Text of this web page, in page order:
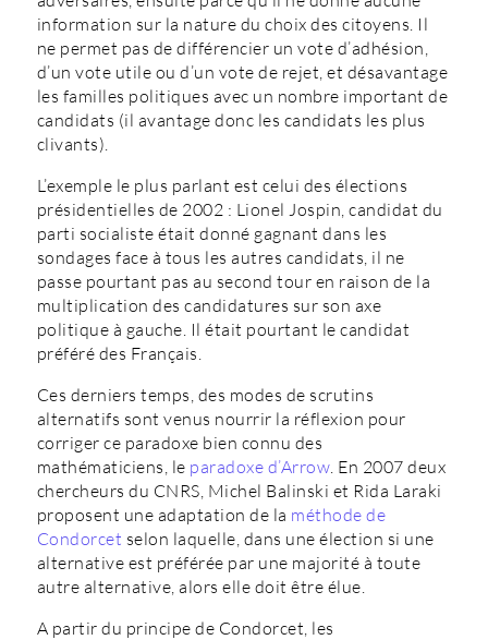
information sur la nature du choix des citoyens. Il
ne permet pas de différencier un vote d’adhésion,
d’un vote utile ou d’un vote de rejet, et désavantage
les familles politiques avec un nombre important de
candidats (il avantage donc les candidats les plus
clivants).
L’exemple le plus parlant est celui des élections
présidentielles de 2002 : Lionel Jospin, candidat du
parti socialiste était donné gagnant dans les
sondages face à tous les autres candidats, il ne
passe pourtant pas au second tour en raison de la
multiplication des candidatures sur son axe
politique à gauche. Il était pourtant le candidat
préféré des Français.
Ces derniers temps, des modes de scrutins
alternatifs sont venus nourrir la réflexion pour
corriger ce paradoxe bien connu des
mathématiciens, le paradoxe d’Arrow. En 2007 deux
chercheurs du CNRS, Michel Balinski et Rida Laraki
proposent une adaptation de la méthode de
Condorcet selon laquelle, dans une élection si une
alternative est préférée par une majorité à toute
autre alternative, alors elle doit être élue.
A partir du principe de Condorcet, les